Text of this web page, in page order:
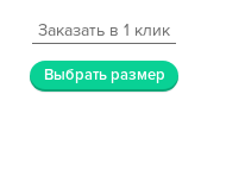
Заказать в 1 клик
Выбрать размер